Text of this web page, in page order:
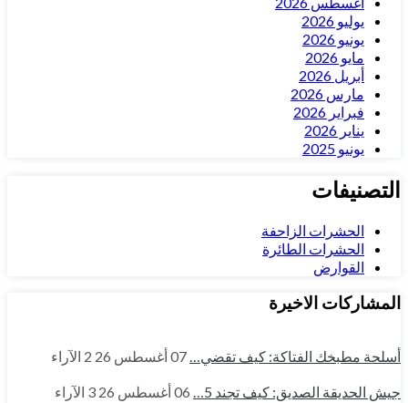
يوليو 2026
يونيو 2026
مايو 2026
أبريل 2026
مارس 2026
فبراير 2026
يناير 2026
يونيو 2025
التصنيفات
الحشرات الزاحفة
الحشرات الطائرة
القوارض
المشاركات الاخيرة
أسلحة مطبخك الفتاكة: كيف تقضي…07 أغسطس 26 2 الآراء
جيش الحديقة الصديق: كيف تجند 5… 06 أغسطس 26 3 الآراء